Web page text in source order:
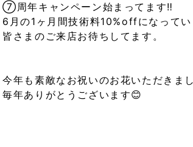
⑦周年キャンペーン始まってます‼︎
6月の1ヶ月間技術料10%offになってい
皆さまのご来店お待ちしてます。
今年も素敵なお祝いのお花いただきまし
毎年ありがとうございます😊